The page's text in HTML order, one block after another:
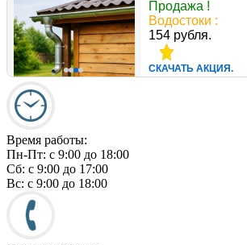
Продажа !
Водостоки :
154 рубля.
СКАЧАТЬ АКЦИЯ.
Время работы:
Пн-Пт: c 9:00 до 18:00
Сб: c 9:00 до 17:00
Вс: c 9:00 до 18:00